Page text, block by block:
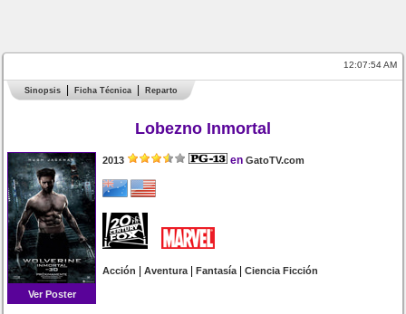
12:07:54 AM
Sinopsis Ficha Técnica Reparto
Lobezno Inmortal
Ver Poster
2013 en GatoTV.com
Acción |Aventura|Fantasía|Ciencia Ficción